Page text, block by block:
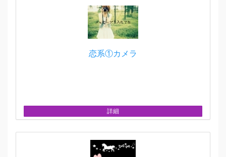
恋系①カメラ
詳細